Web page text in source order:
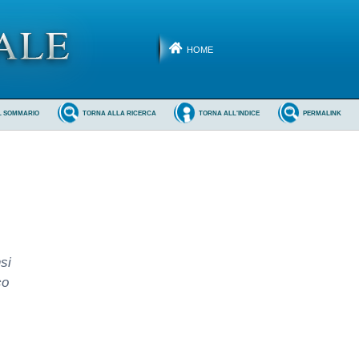
HOME
PERMALINK
TORNA ALL'INDICE
TORNA ALLA RICERCA
SOMMARIO